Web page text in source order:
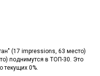
(17 impressions, 63 место)
поднимутся в ТОП-30. Это
текущих 0%.